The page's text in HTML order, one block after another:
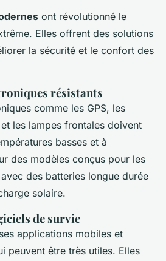
ont révolutionné le
Elles offrent des solutions
la sécurité et le confort des
résistants
comme les GPS, les
les lampes frontales doivent
basses et à
des modèles conçus pour les
des batteries longue durée
solaire.
de survie
applications mobiles et
peuvent être très utiles. Elles